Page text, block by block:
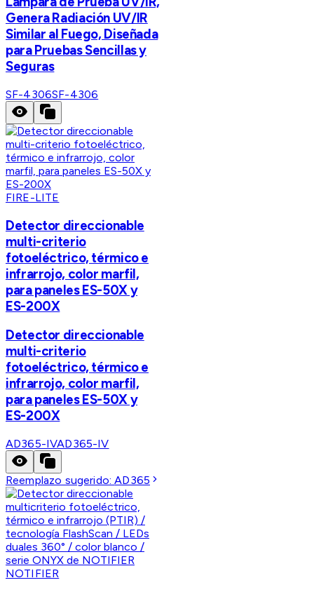
Genera Radiación UV/IR
Similar al Fuego, Diseñada
para Pruebas Sencillas y
Seguras
SF-4306SF-4306
FIRE-LITE
Detector direccionable
multi-criterio
fotoeléctrico, térmico e
infrarrojo, color marfil,
para paneles ES-50X y
ES-200X
Detector direccionable
multi-criterio
fotoeléctrico, térmico e
infrarrojo, color marfil,
para paneles ES-50X y
ES-200X
AD365-IVAD365-IV
Reemplazo sugerido:AD365
NOTIFIER